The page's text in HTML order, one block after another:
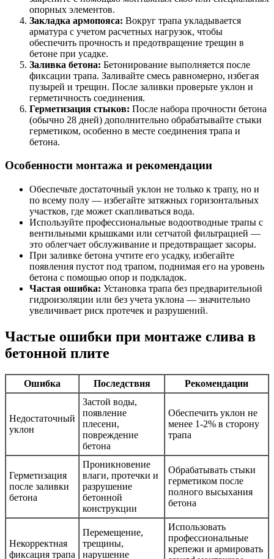
опорных элементов.
Закладка армопояса: Вокруг трапа укладывается
арматура с учетом расчетных нагрузок, чтобы
обеспечить прочность и предотвращение трещин в
бетоне при усадке.
Заливка бетона: Бетонирование выполняется после
фиксации трапа. Заливайте смесь равномерно, избегая
пузырей и трещин. После заливки проверьте уклон и
герметичность соединения.
Герметизация стыков: После набора прочности бетона
(обычно 28 дней) дополнительно обрабатывайте стыки
герметиком, особенно в месте соединения трапа и
бетона.
Особенности монтажа и рекомендации
Обеспечьте достаточный уклон не только к трапу, но и
по всему полу — избегайте затяжных горизонтальных
участков, где может скапливаться вода.
Используйте профессиональные водоотводные трапы с
вентильными крышками или сетчатой фильтрацией —
это облегчает обслуживание и предотвращает засоры.
При заливке бетона учтите его усадку, избегайте
появления пустот под трапом, поднимая его на уровень
бетона с помощью опор и подкладок.
Частая ошибка: Установка трапа без предварительной
гидроизоляции или без учета уклона — значительно
увеличивает риск протечек и разрушений.
Частые ошибки при монтаже слива в
бетонной плите
Ошибка Последствия Рекомендации
Недостаточный
уклон
Застой воды,
появление
плесени,
повреждение
бетона
Обеспечить уклон не
менее 1-2% в сторону
трапа
Герметизация
после заливки
бетона
Проникновение
влаги, протечки и
разрушение
бетонной
конструкции
Обрабатывать стыки
герметиком после
полного высыхания
бетона
Некорректная
фиксация трапа
Перемещение,
трещины,
нарушение
Использовать
профессиональные
крепежи и армировать